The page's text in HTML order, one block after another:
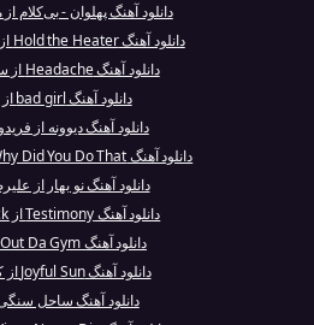
دانلود آهنگ پهلوان - بی‌کلام
دانلود آهنگ Hold the Heater از Wu-Tang Clan
دانلود آهنگ Headache از سیاوش جانی
دانلود آهنگ bad girl از bbno$
دانلود آهنگ دیوونه از
دانلود آهنگ Why Did You Do That? از Lady Gaga
دانلود آهنگ نو بهار از
دانلود آهنگ Testimony از Kodak Black
دانلود آهنگ Out Da Gym از Migos
دانلود آهنگ Joyful Sun از کیهان کلهر
دانلود آهنگ ساحل